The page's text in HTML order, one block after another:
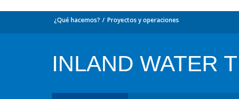
¿Qué hacemos? Proyectos y operaciones
INLAND WATER